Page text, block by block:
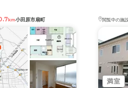
km小田原市扇町 閲覧中の施
満室